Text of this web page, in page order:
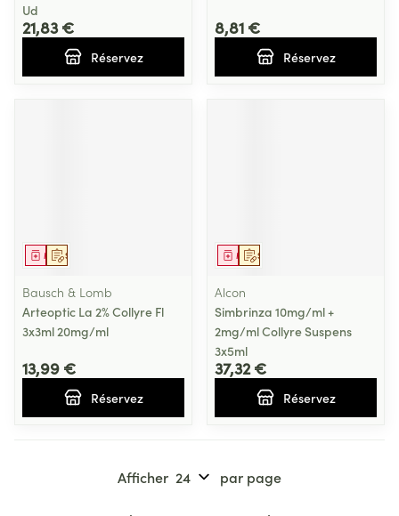
Ud
21,83 €
Réservez
8,81 €
Réservez
Sur prescription
Médicament
Bausch & Lomb
Arteoptic La 2% Collyre Fl
3x3ml 20mg/ml
13,99 €
Réservez
Sur prescription
Médicament
Alcon
Simbrinza 10mg/ml +
2mg/ml Collyre Suspens
3x5ml
37,32 €
Réservez
Pages
Afficher par page